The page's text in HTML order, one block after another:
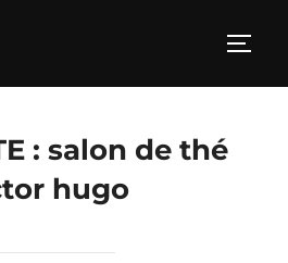
: salon de thé
hugo